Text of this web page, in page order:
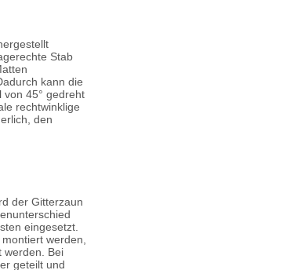
Stab
kann die
von 45° gedreht
rechtwinklige
den
der Gitterzaun
eingesetzt.
werden,
werden. Bei
geteilt und